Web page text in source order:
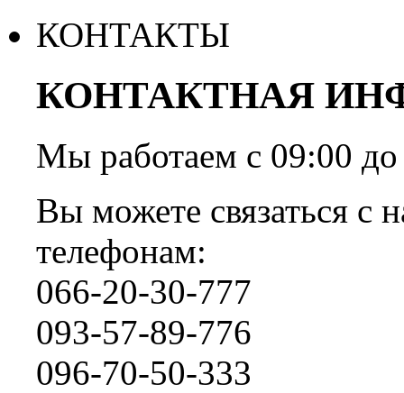
КОНТАКТЫ
КОНТАКТНАЯ
Мы работаем с 09:00
Вы можете связаться с
телефонам:
066-20-30-777
093-57-89-776
096-70-50-333